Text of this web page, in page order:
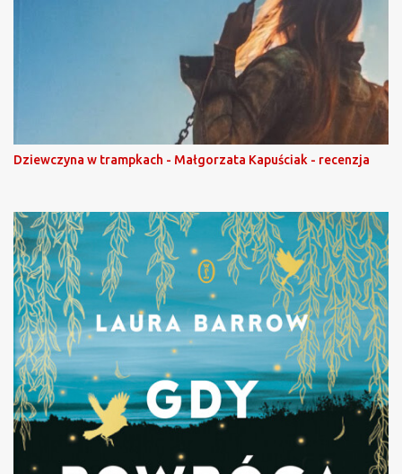
Dziewczyna w trampkach - Małgorzata Kapuściak - recenzja